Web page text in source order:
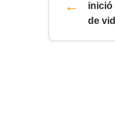
inició
de